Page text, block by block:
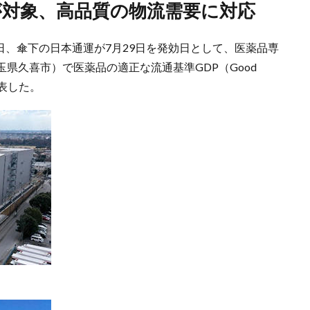
象、高品質の物流需要に対応
、傘下の日本通運が7月29日を発効日として、医薬品専
久喜市）で医薬品の適正な流通基準GDP（Good
た。